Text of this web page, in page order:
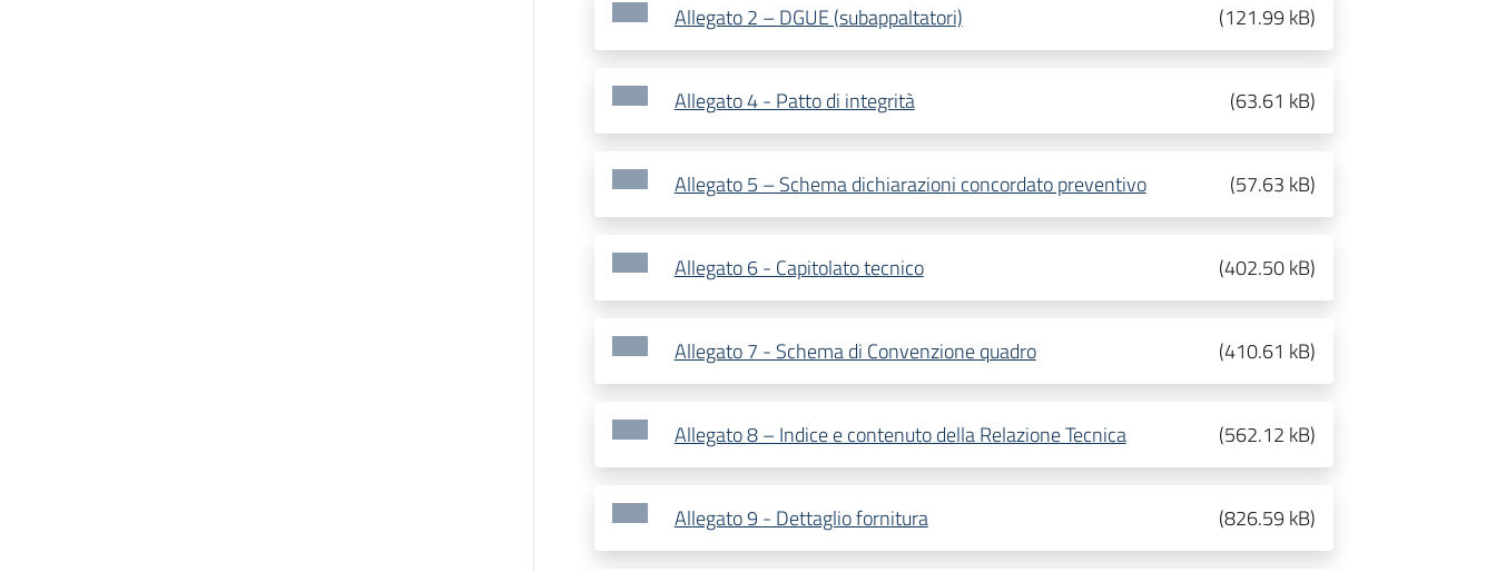
Allegato 2 – DGUE (subappaltatori) (121.99 kB)
Allegato 4 - Patto di integrità (63.61 kB)
Allegato 5 – Schema dichiarazioni concordato preventivo (57.63 kB)
Allegato 6 - Capitolato tecnico (402.50 kB)
Allegato 7 - Schema di Convenzione quadro (410.61 kB)
Allegato 8 – Indice e contenuto della Relazione Tecnica (562.12 kB)
Allegato 9 - Dettaglio fornitura (826.59 kB)